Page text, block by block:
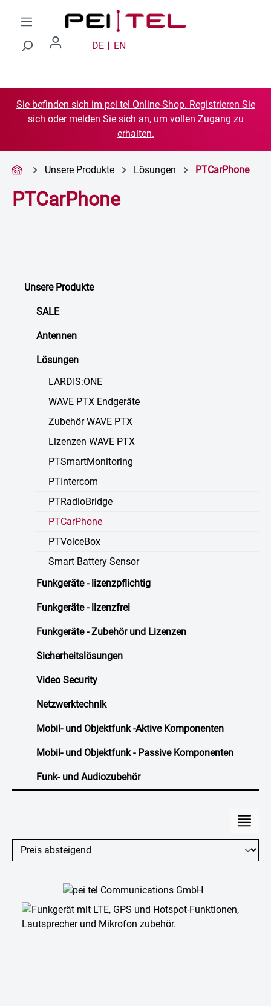
Zum Hauptinhalt springen
DE EN
Sie befinden sich im pei tel Online-Shop. Registrieren Sie
sich oder melden Sie sich an, um vollen Zugang zu
erhalten.
Unsere Produkte Lösungen PTCarPhone
PTCarPhone
Unsere Produkte
SALE
Antennen
Lösungen
LARDIS:ONE
WAVE PTX Endgeräte
Zubehör WAVE PTX
Lizenzen WAVE PTX
PTSmartMonitoring
PTIntercom
PTRadioBridge
PTCarPhone
PTVoiceBox
Smart Battery Sensor
Funkgeräte - lizenzpflichtig
Funkgeräte - lizenzfrei
Funkgeräte - Zubehör und Lizenzen
Sicherheitslösungen
Video Security
Netzwerktechnik
Mobil- und Objektfunk -Aktive Komponenten
Mobil- und Objektfunk - Passive Komponenten
Funk- und Audiozubehör